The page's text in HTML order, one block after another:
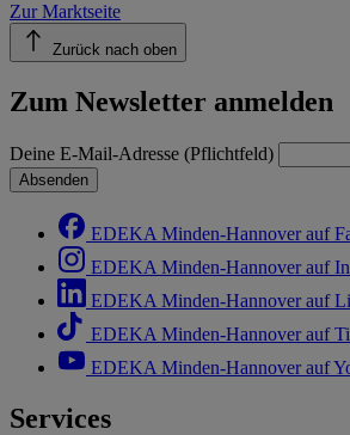
Zur Marktseite
Zurück nach oben
Zum Newsletter anmelden
Deine E-Mail-Adresse (Pflichtfeld)
Absenden
EDEKA Minden-Hannover auf
EDEKA Minden-Hannover auf
EDEKA Minden-Hannover auf
EDEKA Minden-Hannover auf
EDEKA Minden-Hannover auf
Services